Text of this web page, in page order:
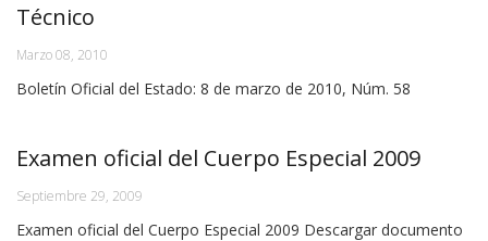
Técnico
Marzo 08, 2010
Boletín Oficial del Estado: 8 de marzo de 2010, Núm. 58
Examen oficial del Cuerpo Especial 2009
Septiembre 29, 2009
Examen oficial del Cuerpo Especial 2009 Descargar documento